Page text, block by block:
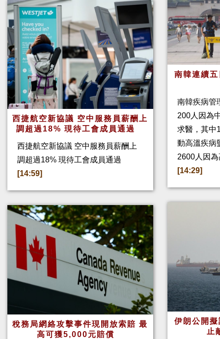
西捷航空新協議 空中服務員薪酬上
調超過18% 現待工會成員通過
西捷航空新協議 空中服務員薪酬上
調超過18% 現待工會成員通過
[14:59]
稅務局網絡攻擊事件現開放索賠 最
高可獲5,000元賠償
南韓連續
南韓疾病管
200人因為
求醫，其中
動高溫疾病
2600人因
[14:29]
伊朗公開
止